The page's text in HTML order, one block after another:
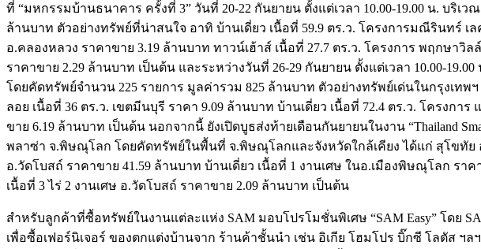
ที่ “มหกรรมบ้านธนาคาร ครั้งที่ 3” วันที่ 20-22 กันยายน ตั้งแต่เวลา 10.00-19.00 น. บริ
ล้านบาท ตัวอย่างทรัพย์ที่น่าสนใจ อาทิ บ้านเดี่ยว เนื้อที่ 59.9 ตร.ว. โครงการมณีรินทร์ เ
อ.คลองหลวง ราคาขาย 3.19 ล้านบาท ทาวน์เฮ้าส์ เนื้อที่ 27.7 ตร.ว. โครงการ พฤกษา
ราคาขาย 2.29 ล้านบาท เป็นต้น และระหว่างวันที่ 26-29 กันยายน ตั้งแต่เวลา 10.00-
โดยคัดทรัพย์จำนวน 225 รายการ มูลค่ารวม 825 ล้านบาท ตัวอย่างทรัพย์เด่นในกรุงเท
ลอย เนื้อที่ 36 ตร.ว. เขตมีนบุรี ราคา 9.09 ล้านบาท บ้านเดี่ยว เนื้อที่ 72.4 ตร.ว. โครงก
ขาย 6.19 ล้านบาท เป็นต้น นอกจากนี้ ยังเปิดบูธส่งท้ายเดือนกันยายนในงาน “Thailand
พลาซ่า จ.พิษณุโลก โดยคัดทรัพย์ในพื้นที่ จ.พิษณุโลกและจังหวัดใกล้เคียง ได้แก่ สุโขทัย
อ.วัดโบสถ์ ราคาขาย 41.59 ล้านบาท บ้านเดี่ยว เนื้อที่ 1 งานเศษ ในอ.เมืองพิษณุโลก ร
เนื้อที่ 3 ไร่ 2 งานเศษ อ.วัดโบสถ์ ราคาขาย 2.09 ล้านบาท เป็นต้น
สำหรับลูกค้าที่ซื้อทรัพย์ในงานแต่ละแห่ง SAM มอบโปรโมชั่นพิเศษ “SAM Easy” โดย
เพื่อซื้อเฟอร์นิเจอร์ ของตกแต่งบ้านจาก ร้านค้าชั้นนำ เช่น อิเกีย โฮมโปร บิ๊กซี โลตัส ฯล